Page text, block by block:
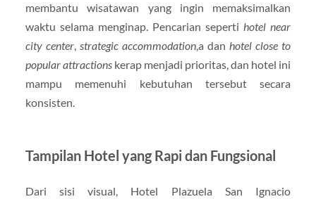
membantu wisatawan yang ingin memaksimalkan
waktu selama menginap. Pencarian sepertihotel near
city center, strategic accommodation,a danhotel close to
popular attractionskerap menjadi prioritas, dan hotel ini
mampu memenuhi kebutuhan tersebut secara
konsisten.
Tampilan Hotel yang Rapi dan Fungsional
Dari sisi visual, Hotel Plazuela San Ignacio